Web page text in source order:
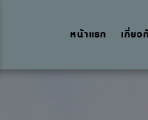
หน้าแรก เกี่ยว